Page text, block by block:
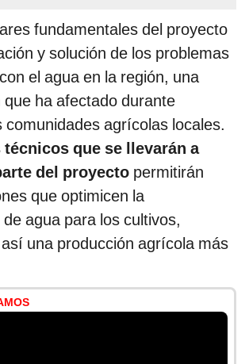
fundamentales del proyecto
y solución de los problemas
el agua en la región, una
que ha afectado durante
comunidades agrícolas locales.
que se llevarán a
del proyecto permitirán
que optimicen la
agua para los cultivos,
una producción agrícola más